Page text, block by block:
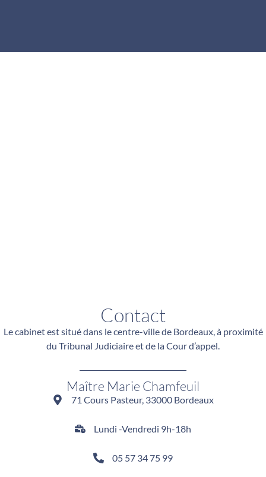
Contact
Le cabinet est situé dans le centre-ville de Bordeaux, à proximité
du Tribunal Judiciaire et de la Cour d’appel.
Maître Marie Chamfeuil
71 Cours Pasteur, 33000 Bordeaux
Lundi -Vendredi 9h-18h
05 57 34 75 99